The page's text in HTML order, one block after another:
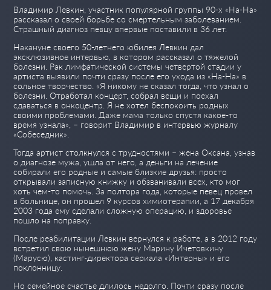
Владимир Левкин, участник популярной группы 90-х «На-На»
рассказал о своей борьбе со смертельным заболеванием.
Страшный диагноз певцу впервые поставили в 36 лет.
Накануне своего 50-летнего юбилея Левкин дал
эксклюзивное интервью, в котором рассказал о тяжелой
болезни. Рак лимфатической системы четвертой стадии у
артиста выявили почти сразу после его ухода из «На-На» в
сольное творчество. «Я никому не сказал тогда, что узнал о
болезни. Отработал концерт, собрал вещи и поехал
сдаваться в онкоцентр. Я не хотел беспокоить родных
своими проблемами. Даже мама только спустя какое-то
время узнала», – говорит Владимир в интервью журналу
«Собеседник».
Тогда артист столкнулся с трудностями – жена Оксана, узнав
о диагнозе мужа, ушла от него, а деньги на лечение
собирали его родные и самые близкие друзья: просто
открывали записную книжку и обзванивали всех, кто мог
хоть чем-то помочь. За полтора года, которые певец провел
в больнице, он прошел 9 курсов химиотерапии, а 17 декабря
2003 года ему сделали сложную операцию, и здоровье
пошло на поправку.
После реабилитации Левкин вернулся к работе, а в 2012 году
встретил свою нынешнюю жену Марину Ичетовкину
(Марусю), кастинг-директора сериала «Интерны» и его
поклонницу.
Но семейное счастье длилось недолго. Почти сразу после